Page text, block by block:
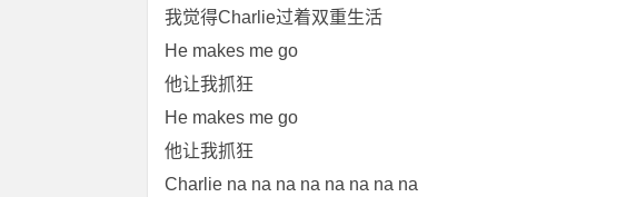
我觉得Charlie过着双重生活
He makes me go
他让我抓狂
He makes me go
他让我抓狂
Charlie na na na na na na na na